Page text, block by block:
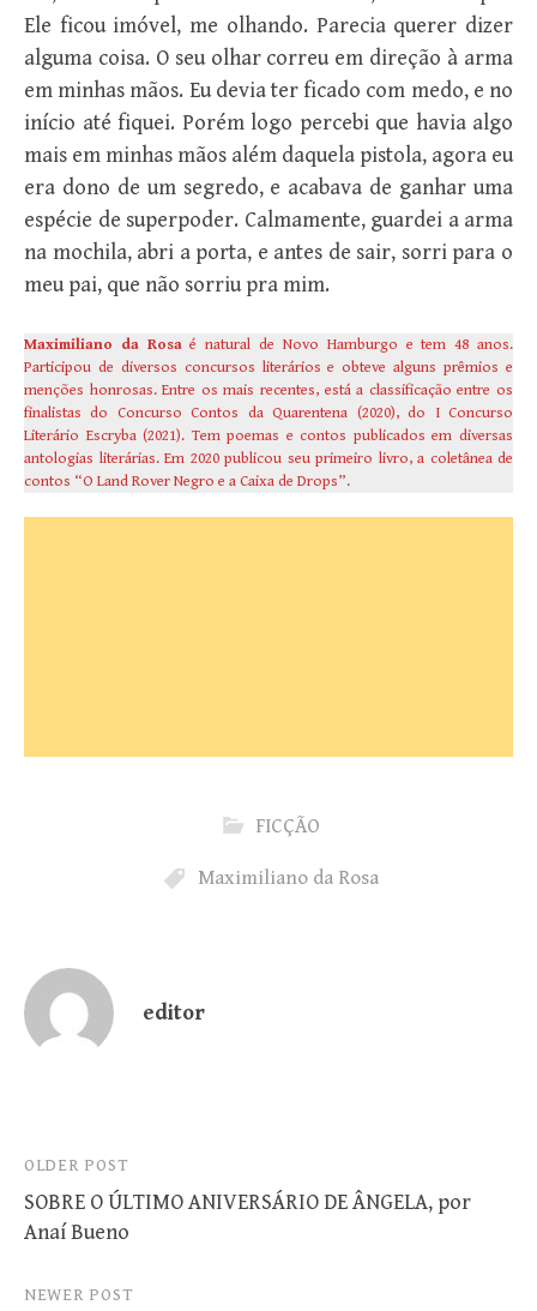
Maximiliano da Rosa é natural de Novo Hamburgo e tem 48 anos.
Participou de diversos concursos literários e obteve alguns prêmios e
menções honrosas. Entre os mais recentes, está a classificação entre os
finalistas do Concurso Contos da Quarentena (2020), do I Concurso
Literário Escryba (2021). Tem poemas e contos publicados em diversas
antologias literárias. Em 2020 publicou seu primeiro livro, a coletânea de
contos “O Land Rover Negro e a Caixa de Drops”.
FICÇÃO
Maximiliano da Rosa
editor
Post
navigation
OLDER POST
SOBRE O ÚLTIMO ANIVERSÁRIO DE ÂNGELA, por
Anaí Bueno
NEWER POST